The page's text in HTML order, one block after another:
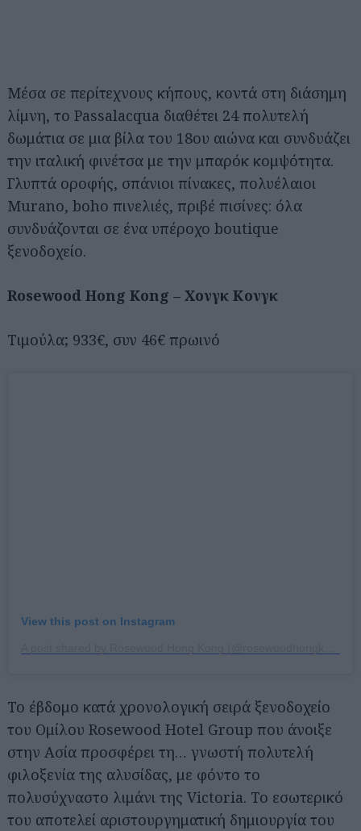
Μέσα σε περίτεχνους κήπους, κοντά στη διάσημη
λίμνη, το Passalacqua διαθέτει 24 πολυτελή
δωμάτια σε μια βίλα του 18ου αιώνα και συνδυάζει
την ιταλική φινέτσα με την μπαρόκ κομψότητα.
Γλυπτά οροφής, σπάνιοι πίνακες, πολυέλαιοι
Murano, boho πινελιές, πριβέ πισίνες: όλα
συνδυάζονται σε ένα υπέροχο boutique
ξενοδοχείο.
Rosewood Hong Kong – Χονγκ Κονγκ
Τιμούλα; 933€, συν 46€ πρωινό
View this post on Instagram
Το έβδομο κατά χρονολογική σειρά ξενοδοχείο
του Ομίλου Rosewood Hotel Group που άνοιξε
στην Ασία προσφέρει τη… γνωστή πολυτελή
φιλοξενία της αλυσίδας, με φόντο το
πολυσύχναστο λιμάνι της Victoria. Το εσωτερικό
του αποτελεί αριστουργηματική δημιουργία του